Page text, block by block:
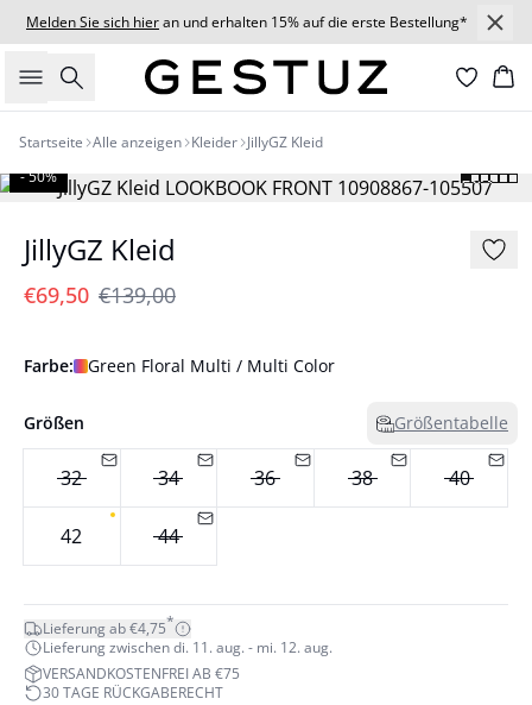
Melden Sie sich hieran und erhalten 15% auf die erste Bestellung*
Suche
Startseite Alle anzeigen Kleider JillyGZ Kleid
- 50%
JillyGZ Kleid
€69,50 €139,00
Farbe: Green Floral Multi / Multi Color
Größen Größentabelle
32 34 36 38 40
42 44
Lieferung ab €4,75*
Lieferung zwischen di. 11. aug. - mi. 12. aug.
VERSANDKOSTENFREI AB €75
30 TAGE RÜCKGABERECHT